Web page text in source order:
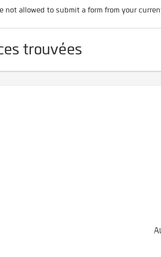
not allowed to submit a form from your
trouvées